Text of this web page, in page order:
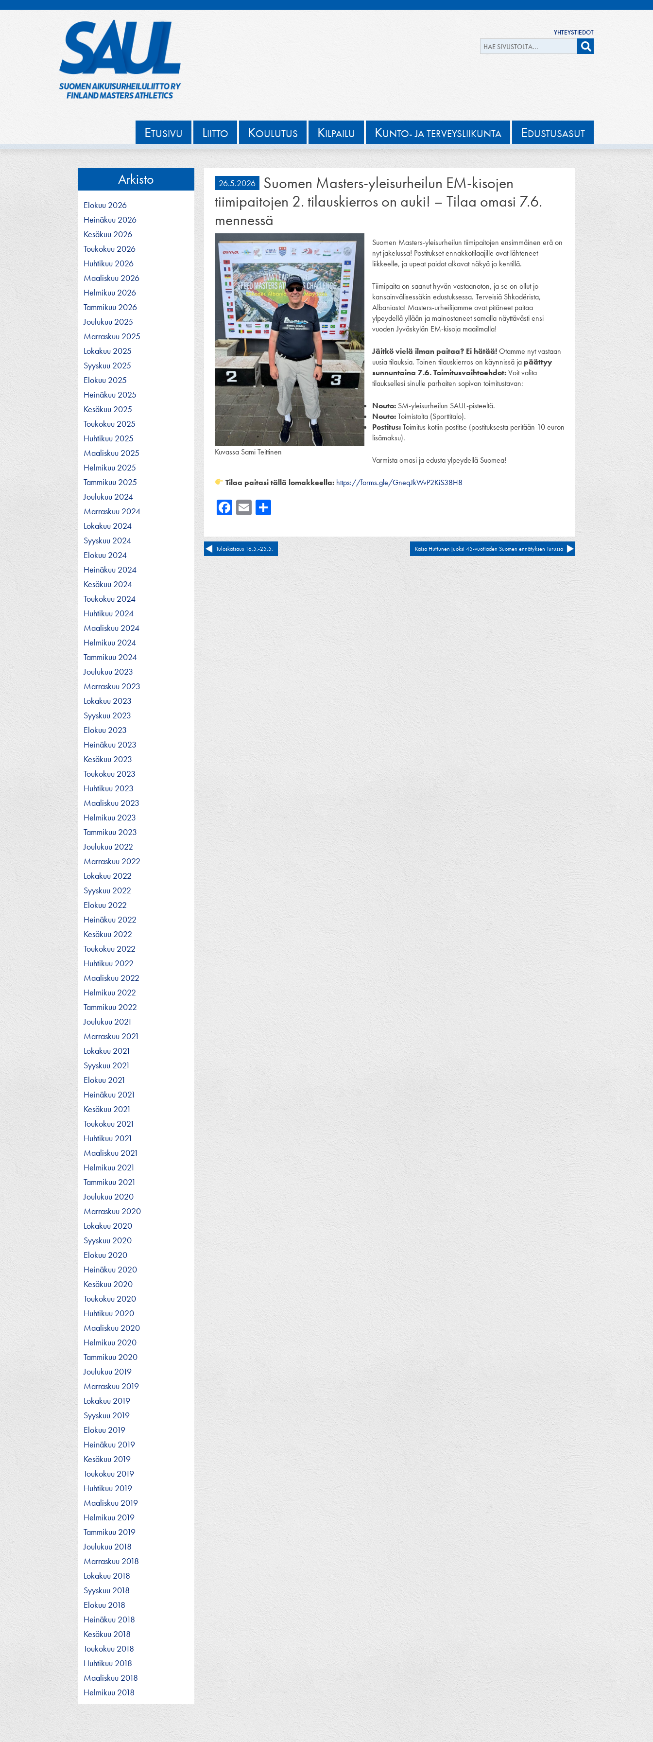
YHTEYSTIEDOT
ETUSIVU LIITTO KOULUTUS KILPAILU KUNTO- JA TERVEYSLIIKUNTA EDUSTUSASUT
Arkisto
Elokuu 2026
Heinäkuu 2026
Kesäkuu 2026
Toukokuu 2026
Huhtikuu 2026
Maaliskuu 2026
Helmikuu 2026
Tammikuu 2026
Joulukuu 2025
Marraskuu 2025
Lokakuu 2025
Syyskuu 2025
Elokuu 2025
Heinäkuu 2025
Kesäkuu 2025
Toukokuu 2025
Huhtikuu 2025
Maaliskuu 2025
Helmikuu 2025
Tammikuu 2025
Joulukuu 2024
Marraskuu 2024
Lokakuu 2024
Syyskuu 2024
Elokuu 2024
Heinäkuu 2024
Kesäkuu 2024
Toukokuu 2024
Huhtikuu 2024
Maaliskuu 2024
Helmikuu 2024
Tammikuu 2024
Joulukuu 2023
Marraskuu 2023
Lokakuu 2023
Syyskuu 2023
Elokuu 2023
Heinäkuu 2023
Kesäkuu 2023
Toukokuu 2023
Huhtikuu 2023
Maaliskuu 2023
Helmikuu 2023
Tammikuu 2023
Joulukuu 2022
Marraskuu 2022
Lokakuu 2022
Syyskuu 2022
Elokuu 2022
Heinäkuu 2022
Kesäkuu 2022
Toukokuu 2022
Huhtikuu 2022
Maaliskuu 2022
Helmikuu 2022
Tammikuu 2022
Joulukuu 2021
Marraskuu 2021
Lokakuu 2021
Syyskuu 2021
Elokuu 2021
Heinäkuu 2021
Kesäkuu 2021
Toukokuu 2021
Huhtikuu 2021
Maaliskuu 2021
Helmikuu 2021
Tammikuu 2021
Joulukuu 2020
Marraskuu 2020
Lokakuu 2020
Syyskuu 2020
Elokuu 2020
Heinäkuu 2020
Kesäkuu 2020
Toukokuu 2020
Huhtikuu 2020
Maaliskuu 2020
Helmikuu 2020
Tammikuu 2020
Joulukuu 2019
Marraskuu 2019
Lokakuu 2019
Syyskuu 2019
Elokuu 2019
Heinäkuu 2019
Kesäkuu 2019
Toukokuu 2019
Huhtikuu 2019
Maaliskuu 2019
Helmikuu 2019
Tammikuu 2019
Joulukuu 2018
Marraskuu 2018
Lokakuu 2018
Syyskuu 2018
Elokuu 2018
Heinäkuu 2018
Kesäkuu 2018
Toukokuu 2018
Huhtikuu 2018
Maaliskuu 2018
Helmikuu 2018
26.5.2026
Suomen Masters-yleisurheilun EM-kisojen
tiimipaitojen 2. tilauskierros on auki! – Tilaa omasi 7.6.
mennessä
Kuvassa Sami Teittinen
Suomen Masters-yleisurheilun tiimipaitojen ensimmäinen erä on
nyt jakelussa! Postitukset ennakkotilaajille ovat lähteneet
liikkeelle, ja upeat paidat alkavat näkyä jo kentillä.
Tiimipaita on saanut hyvän vastaanoton, ja se on ollut jo
kansainvälisessäkin edustuksessa. Terveisiä Shkodërista,
Albaniasta! Masters-urheilijamme ovat pitäneet paitaa
ylpeydellä yllään ja mainostaneet samalla näyttävästi ensi
vuoden Jyväskylän EM-kisoja maailmalla!
Jäitkö vielä ilman paitaa? Ei hätää!Otamme nyt vastaan
uusia tilauksia. Toinen tilauskierros on käynnissä ja päättyy
sunnuntaina 7.6.Toimitusvaihtoehdot:Voit valita
tilauksellesi sinulle parhaiten sopivan toimitustavan:
Nouto: SM-yleisurheilun SAUL-pisteeltä.
Nouto:Toimistolta (Sporttitalo).
Postitus:Toimitus kotiin postitse (postituksesta peritään 10 euron
lisämaksu).
Varmista omasi ja edusta ylpeydellä Suomea!
Tilaa paitasi tällä lomakkeella: https://forms.gle/GneqJkWvP2KiS38H8
Facebook
Email
Artikkelien
selaus
Tuloskatsaus 16.5.-25.5. Kaisa Huttunen juoksi 45-vuotiaden Suomen ennätyksen Turussa